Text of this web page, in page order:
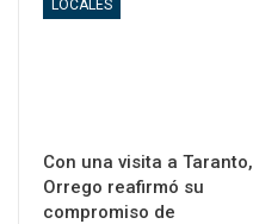
LOCALES
Con una visita a Taranto,
Orrego reafirmó su
compromiso de